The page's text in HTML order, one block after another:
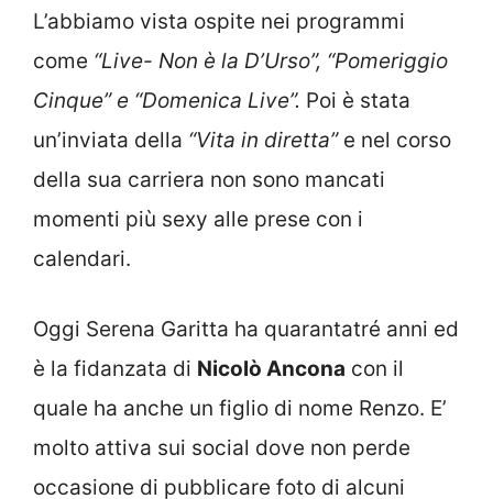
L’abbiamo vista ospite nei programmi
come “Live- Non è la D’Urso”, “Pomeriggio
Cinque” e “Domenica Live”. Poi è stata
un’inviata della “Vita in diretta”e nel corso
della sua carriera non sono mancati
momenti più sexy alle prese con i
calendari.
Oggi Serena Garitta ha quarantatré anni ed
è la fidanzata di Nicolò Ancona con il
quale ha anche un figlio di nome Renzo. E’
molto attiva sui social dove non perde
occasione di pubblicare foto di alcuni